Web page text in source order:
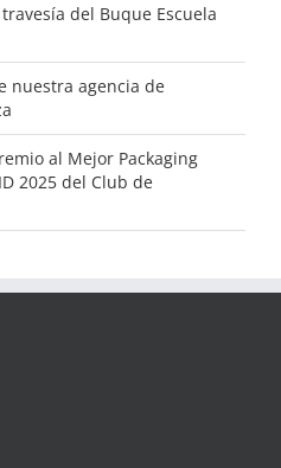
del Buque Escuela
nuestra agencia de
al Mejor Packaging
2025 del Club de